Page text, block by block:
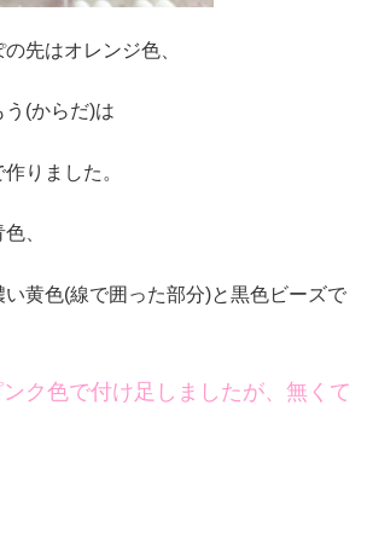
先はオレンジ色、
(からだ)は
りました。
、
黄色(線で囲った部分)と黒色ビーズで
ク色で付け足しましたが、無くて